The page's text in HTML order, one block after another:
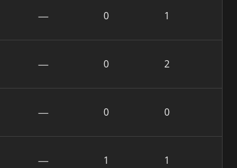
— 0 1
— 0 2
— 0 0
— 1 1